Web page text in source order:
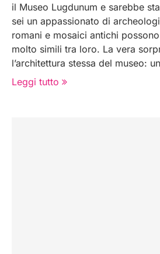
il Museo Lugdunum e sarebbe
sei un appassionato di
romani e mosaici antichi
molto simili tra loro. La vera
l’architettura stessa del museo:
Leggi tutto